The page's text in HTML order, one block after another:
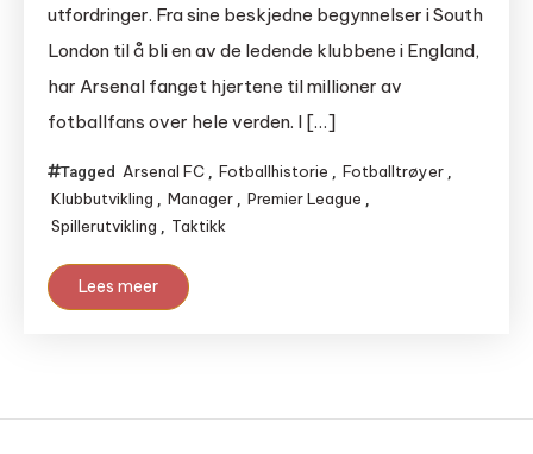
utfordringer. Fra sine beskjedne begynnelser i South
London til å bli en av de ledende klubbene i England,
har Arsenal fanget hjertene til millioner av
fotballfans over hele verden. I […]
Tagged Arsenal FC , Fotballhistorie , Fotballtrøyer ,
Klubbutvikling , Manager , Premier League ,
Spillerutvikling , Taktikk
Lees meer